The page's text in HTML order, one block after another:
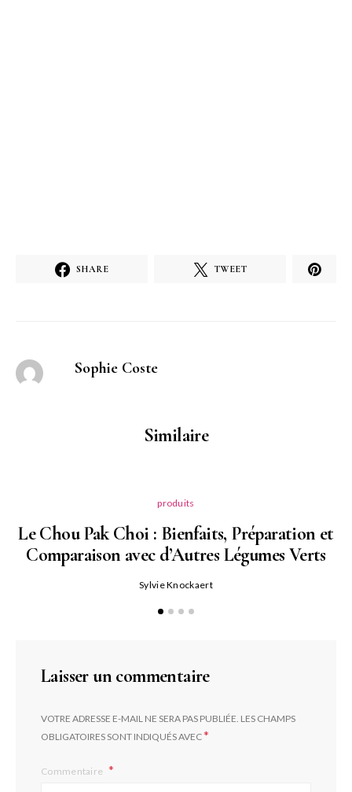
SHARE TWEET
Sophie Coste
Similaire
produits
Le Chou Pak Choi : Bienfaits, Préparation et
Comparaison avec d’Autres Légumes Verts
Sylvie Knockaert
Laisser un commentaire
VOTRE ADRESSE E-MAIL NE SERA PAS PUBLIÉE. LES CHAMPS
OBLIGATOIRES SONT INDIQUÉS AVEC*
Commentaire